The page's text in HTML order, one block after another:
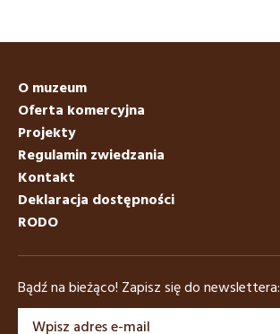
O muzeum
Oferta komercyjna
Projekty
Regulamin zwiedzania
Kontakt
Deklaracja dostępności
RODO
Bądź na bieżąco! Zapisz się do newslettera: